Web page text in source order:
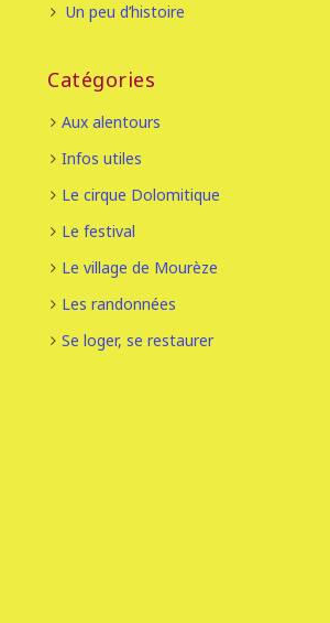
Un peu d’histoire
Catégories
Aux alentours
Infos utiles
Le cirque Dolomitique
Le festival
Le village de Mourèze
Les randonnées
Se loger, se restaurer